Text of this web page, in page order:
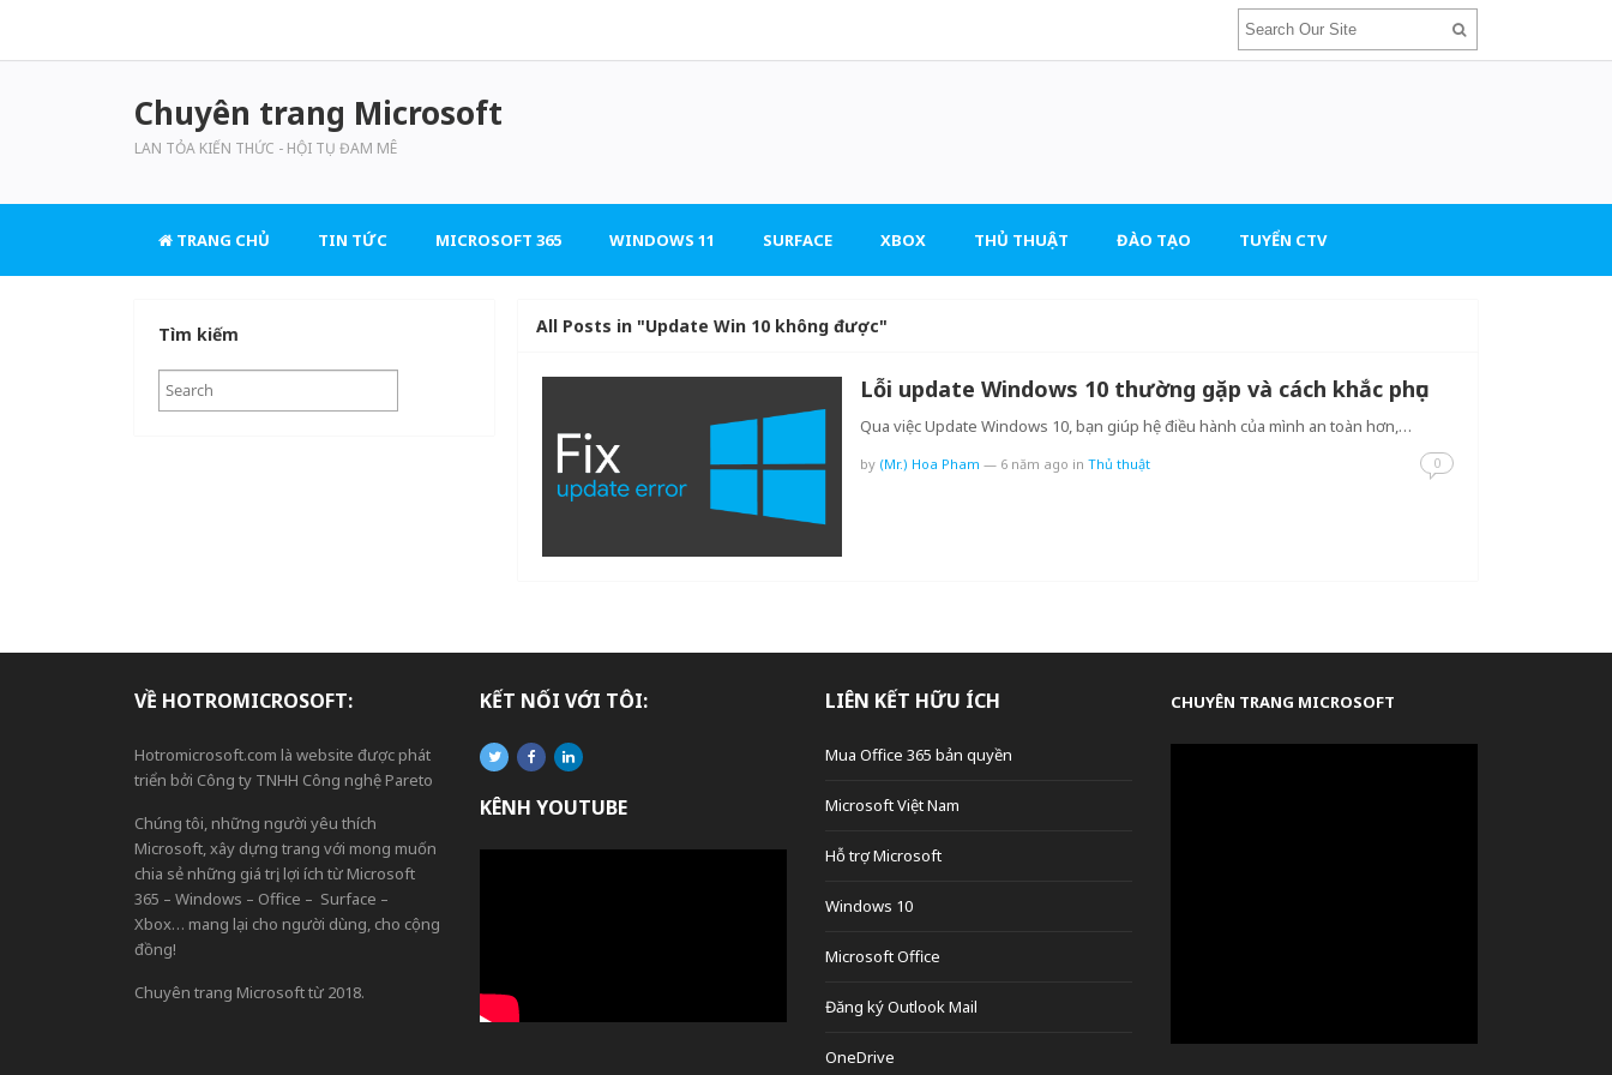
Chuyên trang Microsoft
LAN TỎA KIẾN THỨC - HỘI TỤ ĐAM MÊ
TRANG CHỦ TIN TỨC MICROSOFT 365 WINDOWS 11 SURFACE XBOX THỦ THUẬT ĐÀO TẠO TUYỂN CTV
All Posts in "Update Win 10 không được"
Lỗi update Windows 10 thường gặp và cách khắc phục
Qua việc Update Windows 10, bạn giúp hệ điều hành của mình an toàn hơn,…
by (Mr.) Hoa Pham — 6 năm ago in Thủ thuật 0
Tìm kiếm
VỀ HOTROMICROSOFT:
Hotromicrosoft.com là website được phát
triển bởi Công ty TNHH Công nghệ Pareto
Chúng tôi, những người yêu thích
Microsoft, xây dựng trang với mong muốn
chia sẻ những giá trị, lợi ích từ Microsoft
365 – Windows – Office – Surface –
Xbox… mang lại cho người dùng, cho cộng
đồng!
Chuyên trang Microsoft từ 2018.
KẾT NỐI VỚI TÔI:
KÊNH YOUTUBE
LIÊN KẾT HỮU ÍCH
Mua Office 365 bản quyền
Microsoft Việt Nam
Hỗ trợ Microsoft
Windows 10
Microsoft Office
Đăng ký Outlook Mail
OneDrive
CHUYÊN TRANG MICROSOFT